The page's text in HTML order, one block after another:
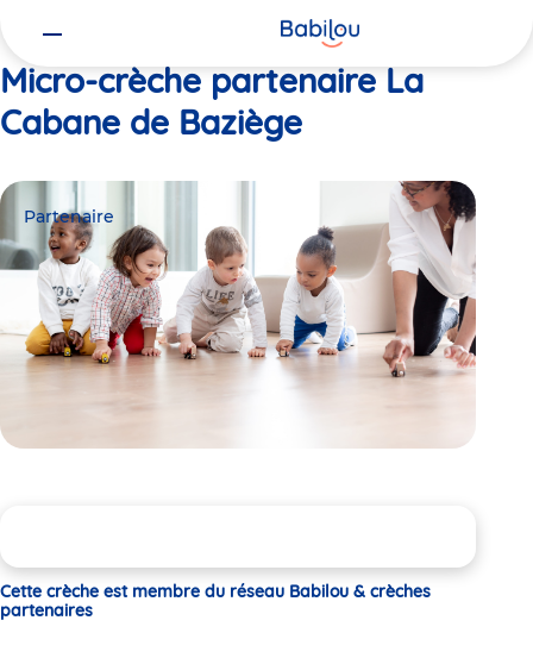
Micro-crèche partenaire La
Cabane de Baziège
Partenaire
Cette crèche est membre du réseau Babilou & crèches
partenaires